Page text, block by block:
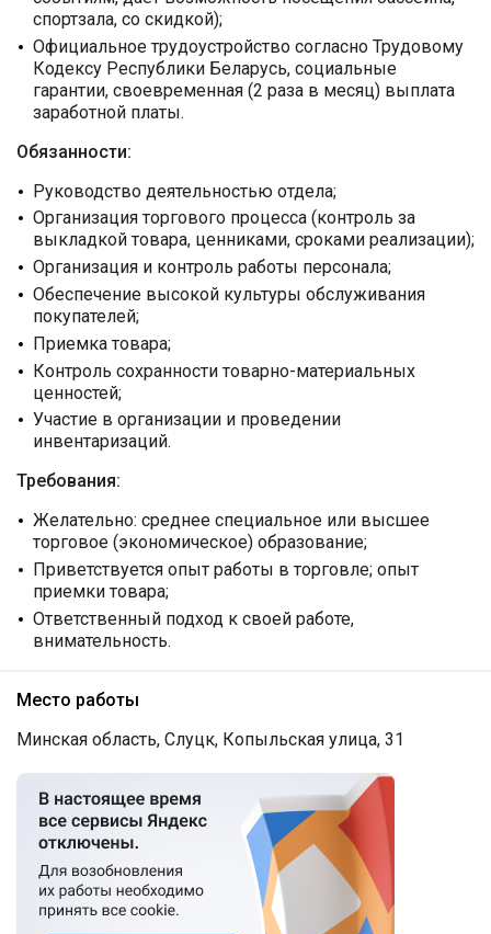
спортзала, со скидкой);
Официальное трудоустройство согласно Трудовому
Кодексу Республики Беларусь, социальные
гарантии, своевременная (2 раза в месяц) выплата
заработной платы.
Обязанности:
Руководство деятельностью отдела;
Организация торгового процесса (контроль за
выкладкой товара, ценниками, сроками реализации);
Организация и контроль работы персонала;
Обеспечение высокой культуры обслуживания
покупателей;
Приемка товара;
Контроль сохранности товарно-материальных
ценностей;
Участие в организации и проведении
инвентаризаций.
Требования:
Желательно: среднее специальное или высшее
торговое (экономическое) образование;
Приветствуется опыт работы в торговле; опыт
приемки товара;
Ответственный подход к своей работе,
внимательность.
Место работы
Минская область, Слуцк, Копыльская улица, 31